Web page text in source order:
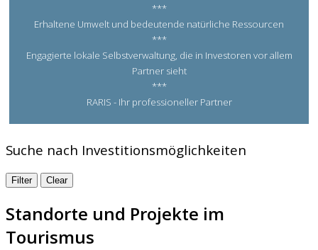
***
Erhaltene Umwelt und bedeutende natürliche Ressourcen
***
Engagierte lokale Selbstverwaltung, die in Investoren vor allem
Partner sieht
***
RARIS - Ihr professioneller Partner
Suche nach Investitionsmöglichkeiten
Standorte und Projekte im
Tourismus